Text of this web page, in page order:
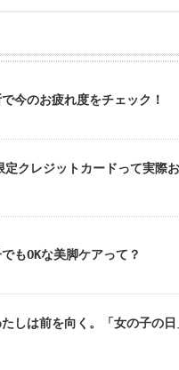
今のお疲れ度をチェック！
定クレジットカードって実際
もOKな美脚ケアって？
しは前を向く。「女の子の